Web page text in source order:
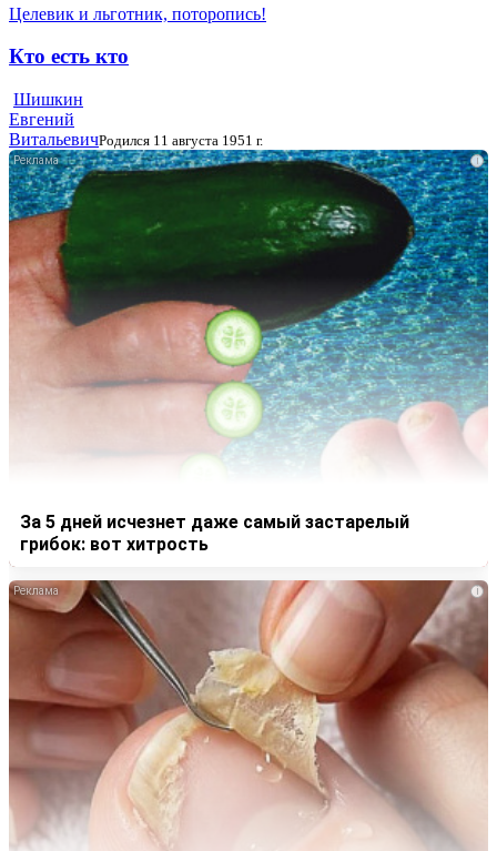
Целевик и льготник, поторопись!
Кто есть кто
Шишкин
Евгений
ВитальевичРодился 11 августа 1951 г.
i
За 5 дней исчезнет даже самый застарелый
грибок: вот хитрость
i